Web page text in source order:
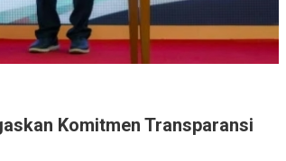
Komitmen Transparansi